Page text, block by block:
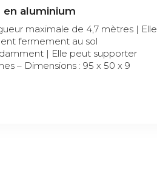
aluminium
maximale de 4,7 mètres | Elle
fermement au sol
| Elle peut supporter
– Dimensions : 95 x 50 x 9